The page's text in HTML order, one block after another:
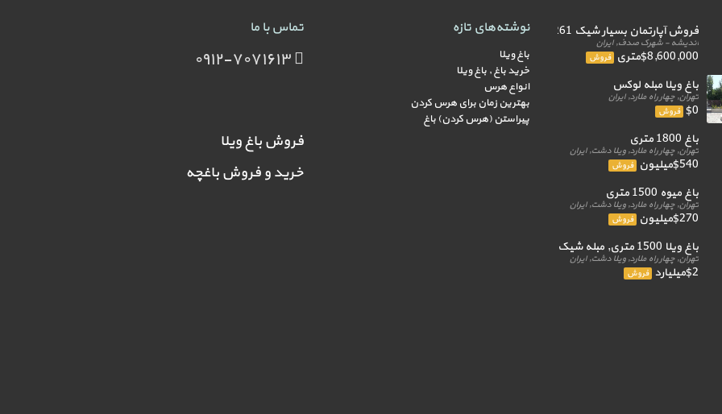
فروش آپارتمان بسیار شیک 261 متر
اندیشه - شهرک صدف, ایران
$8,600,000متری فروش
باغ ویلا مبله لوکس
تهران, چهار راه ملارد, ایران
$0 فروش
باغ 1800 متری
تهران, چهار راه ملارد, ویلا دشت, ایران
$540میلیون فروش
باغ میوه 1500 متری
تهران, چهار راه ملارد, ویلا دشت, ایران
$270میلیون فروش
باغ ویلا 1500 متری, مبله شیک
تهران, چهار راه ملارد, ویلا دشت, ایران
$2میلیارد فروش
نوشته‌های تازه
باغ ویلا
خرید باغ , باغ ویلا
انواع هرس
بهترین زمان برای هرس کردن
پیراستن (هرس کردن) باغ
تماس با ما
فروش باغ ویلا
خرید و فروش باغچه